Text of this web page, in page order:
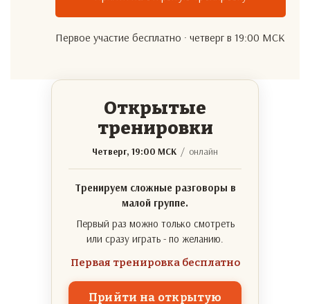
Первое участие бесплатно · четверг в 19:00 МСК
Открытые
тренировки
Четверг, 19:00 МСК / онлайн
Тренируем сложные разговоры в
малой группе.
Первый раз можно только смотреть
или сразу играть - по желанию.
Первая тренировка бесплатно
Прийти на открытую